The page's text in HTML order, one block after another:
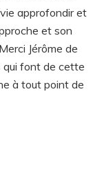
qualité
mêle une
transformation